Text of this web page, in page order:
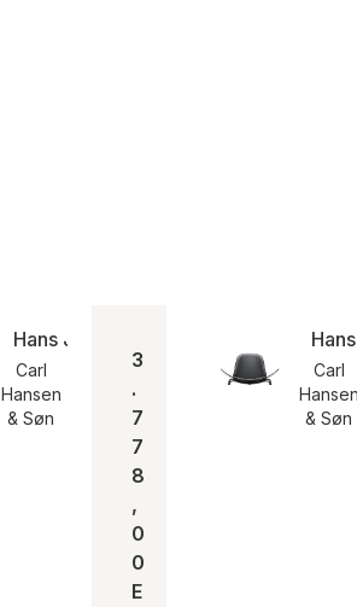
Hans J. Wegner Sessel CH07 | Eiche
Carl
Hansen
& Søn
3
.
7
7
8
,
0
0
E
Carl
Hansen
& Søn